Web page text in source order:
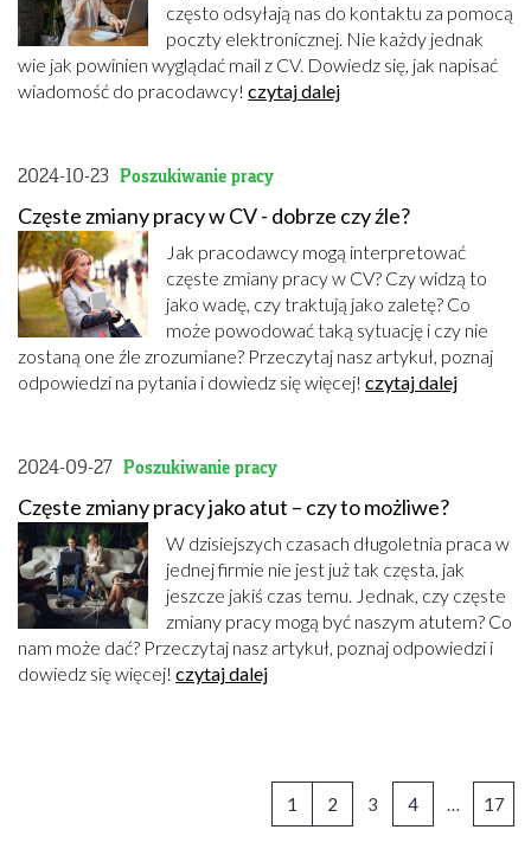
często odsyłają nas do kontaktu za pomocą
poczty elektronicznej. Nie każdy jednak
wie jak powinien wyglądać mail z CV. Dowiedz się, jak napisać
wiadomość do pracodawcy! czytaj dalej
2024-10-23 Poszukiwanie pracy
Częste zmiany pracy w CV - dobrze czy źle?
Jak pracodawcy mogą interpretować
częste zmiany pracy w CV? Czy widzą to
jako wadę, czy traktują jako zaletę? Co
może powodować taką sytuację i czy nie
zostaną one źle zrozumiane? Przeczytaj nasz artykuł, poznaj
odpowiedzi na pytania i dowiedz się więcej! czytaj dalej
2024-09-27 Poszukiwanie pracy
Częste zmiany pracy jako atut – czy to możliwe?
W dzisiejszych czasach długoletnia praca w
jednej firmie nie jest już tak częsta, jak
jeszcze jakiś czas temu. Jednak, czy częste
zmiany pracy mogą być naszym atutem? Co
nam może dać? Przeczytaj nasz artykuł, poznaj odpowiedzi i
dowiedz się więcej! czytaj dalej
1 2 3 4 … 17